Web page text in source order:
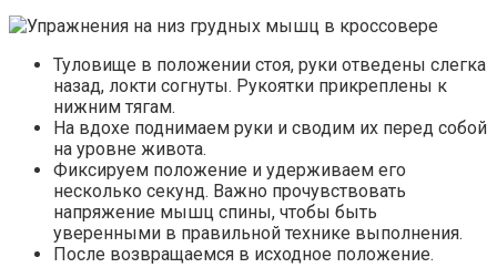
Туловище в положении стоя, руки отведены слегка
назад, локти согнуты. Рукоятки прикреплены к
нижним тягам.
На вдохе поднимаем руки и сводим их перед собой
на уровне живота.
Фиксируем положение и удерживаем его
несколько секунд. Важно прочувствовать
напряжение мышц спины, чтобы быть
уверенными в правильной технике выполнения.
После возвращаемся в исходное положение.